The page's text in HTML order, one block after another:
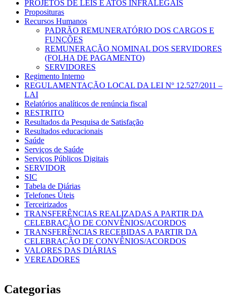
PROJETOS DE LEIS E ATOS INFRALEGAIS
Proposituras
Recursos Humanos
PADRÃO REMUNERATÓRIO DOS CARGOS E
FUNÇÕES
REMUNERAÇÃO NOMINAL DOS SERVIDORES
(FOLHA DE PAGAMENTO)
SERVIDORES
Regimento Interno
REGULAMENTAÇÃO LOCAL DA LEI Nº 12.527/2011 –
LAI
Relatórios analíticos de renúncia fiscal
RESTRITO
Resultados da Pesquisa de Satisfação
Resultados educacionais
Saúde
Serviços de Saúde
Serviços Públicos Digitais
SERVIDOR
SIC
Tabela de Diárias
Telefones Úteis
Terceirizados
TRANSFERÊNCIAS REALIZADAS A PARTIR DA
CELEBRAÇÃO DE CONVÊNIOS/ACORDOS
TRANSFERÊNCIAS RECEBIDAS A PARTIR DA
CELEBRAÇÃO DE CONVÊNIOS/ACORDOS
VALORES DAS DIÁRIAS
VEREADORES
Categorias